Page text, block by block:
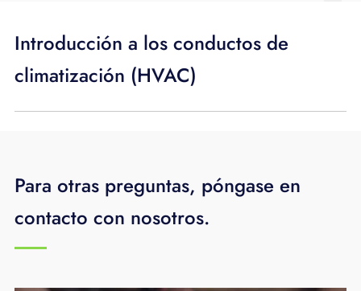
Introducción a los conductos de
climatización (HVAC)
Para otras preguntas, póngase en
contacto con nosotros.